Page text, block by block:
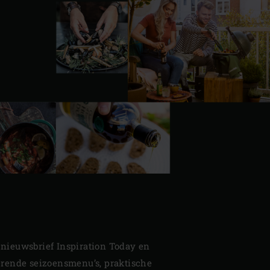
Inspiration Today en
seizoensmenu’s, praktische